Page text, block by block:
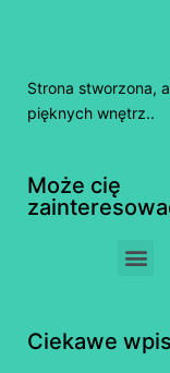
Strona stworzona,
pięknych wnętrz..
Może cię
Ciekawe